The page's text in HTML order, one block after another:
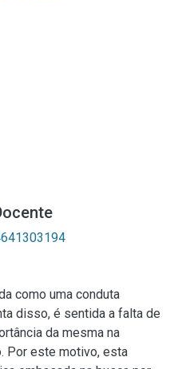
como uma conduta
disso, é sentida a falta de
da mesma na
Por este motivo, esta